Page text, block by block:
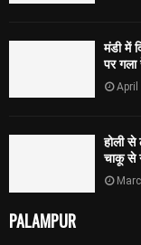
मंडी में
पर गला
April
होली से
चाकू से
PALAMPUR